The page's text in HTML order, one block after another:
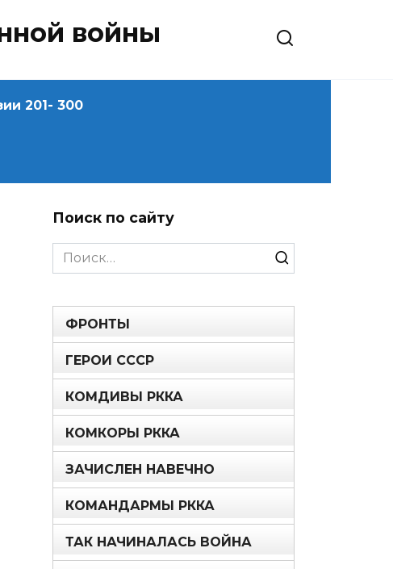
войны
201- 300
Поиск по сайту
Search
for:
ФРОНТЫ
ГЕРОИ СССР
КОМДИВЫ РККА
КОМКОРЫ РККА
ЗАЧИСЛЕН НАВЕЧНО
КОМАНДАРМЫ РККА
ТАК НАЧИНАЛАСЬ ВОЙНА